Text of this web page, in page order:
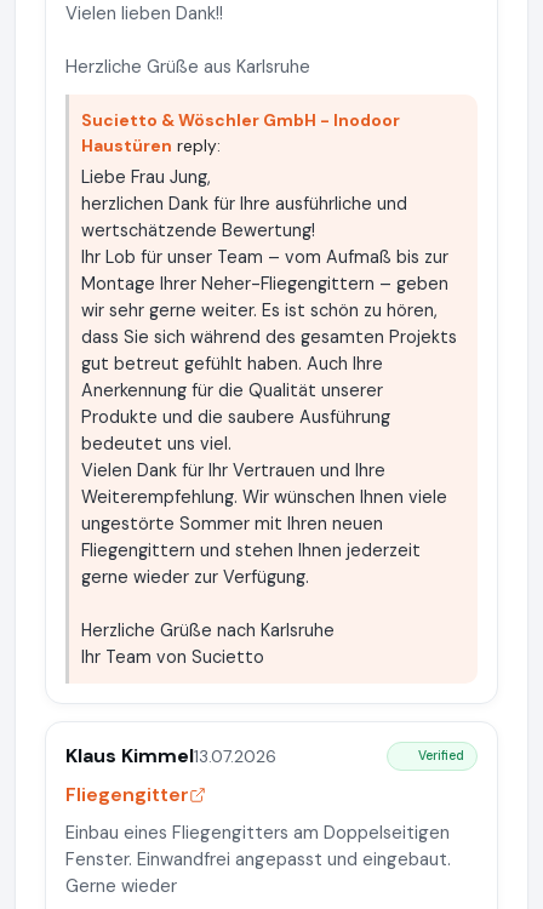
Vielen lieben Dank!!
Herzliche Grüße aus Karlsruhe
Sucietto & Wöschler GmbH - Inodoor
Haustüren reply:
Liebe Frau Jung,
herzlichen Dank für Ihre ausführliche und
wertschätzende Bewertung!
Ihr Lob für unser Team – vom Aufmaß bis zur
Montage Ihrer Neher-Fliegengittern – geben
wir sehr gerne weiter. Es ist schön zu hören,
dass Sie sich während des gesamten Projekts
gut betreut gefühlt haben. Auch Ihre
Anerkennung für die Qualität unserer
Produkte und die saubere Ausführung
bedeutet uns viel.
Vielen Dank für Ihr Vertrauen und Ihre
Weiterempfehlung. Wir wünschen Ihnen viele
ungestörte Sommer mit Ihren neuen
Fliegengittern und stehen Ihnen jederzeit
gerne wieder zur Verfügung.
Herzliche Grüße nach Karlsruhe
Ihr Team von Sucietto
Klaus Kimmel13.07.2026 Verified
Fliegengitter
Einbau eines Fliegengitters am Doppelseitigen
Fenster. Einwandfrei angepasst und eingebaut.
Gerne wieder